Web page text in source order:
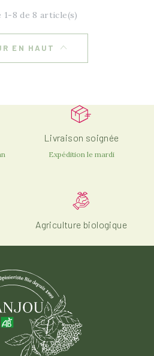
-25°C)
de l'après-midi
1-8 de 8 article(s)
EN HAUT
Livraison soignée
Expédition le mardi
Agriculture biologique